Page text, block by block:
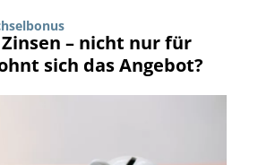
– nicht nur für
sich das Angebot?